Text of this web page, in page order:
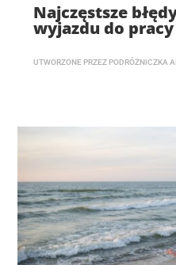
Najczęstsze
wyjazdu do
UTWORZONE PRZEZ PODRÓŻNICZKA